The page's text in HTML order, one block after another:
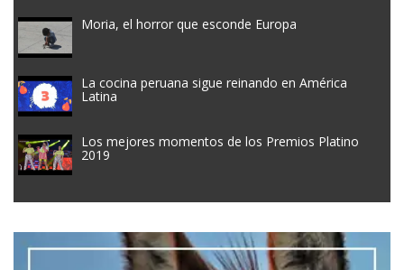
Moria, el horror que esconde Europa
La cocina peruana sigue reinando en América
Latina
Los mejores momentos de los Premios Platino
2019